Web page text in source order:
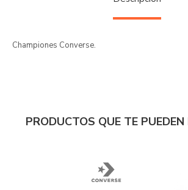
Championes Converse.
PRODUCTOS QUE TE